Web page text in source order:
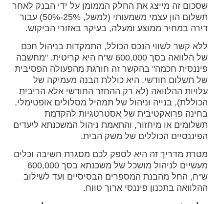
שסכום זה מייצג את החלק הממומן על ידי הבנק לאחר
תשלום הון עצמי משמעותי (למשל, 25%-50%) עבור
דירה במחיר ממוצע ומעלה, בעיקר באזורי הביקוש.
ללא קשר לשווי הנכס הכולל, התמקדות בניהול חכם
של הלוואה בסך 600,000 ש"ח היא קריטית. "מחשבה
פיננסית חכמה" בהקשר זה חורגת מהפעולה הפסיבית
של תשלום חודשי. היא כוללת הבנה מעמיקה של
עלויות ההלוואה (לא רק ההחזר החודשי אלא הריבית
הכוללת), בנייה וניהול של תמהיל מסלולים אופטימלי,
בחינה פרואקטיבית של אסטרטגיות להקדמת
תשלומים או מיחזור, והתאמת ניהול המשכנתא ליעדים
הפיננסיים הכוללים של משק הבית.
מטרת מדריך זה היא לספק לכם מסגרת חשיבה וכלים
מעשיים לניהול מושכל של משכנתא בסך 600,000
ש"ח, החל מהבנת המספרים הבסיסיים ועד לשילוב
ההלוואה בתכנון פיננסי ארוך טווח.